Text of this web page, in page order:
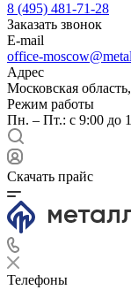
8 (495) 481-71-28
Заказать звонок
E-mail
office-
Адрес
Московская
Режим работы
Пн. – Пт.: с 9:00 до
Скачать прайс
Телефоны